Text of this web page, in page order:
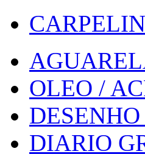
OLEO /
DIARIO